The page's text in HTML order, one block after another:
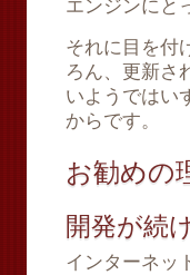
エンジンにと
それに目を付
ろん、更新さ
いようではい
からです。
お勧めの
開発が続
インターネッ